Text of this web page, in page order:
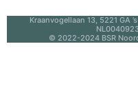
Kraanvogellaan 13, 5221 GA
© 2022-2024 BSR